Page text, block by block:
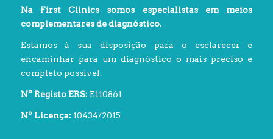
Na First Clinics somos especialistas em meios
complementares de diagnóstico.
Estamos à sua disposição para o esclarecer e
encaminhar para um diagnóstico o mais preciso e
completo possível.
Nº Registo ERS: E110861
Nº Licença: 10434/2015